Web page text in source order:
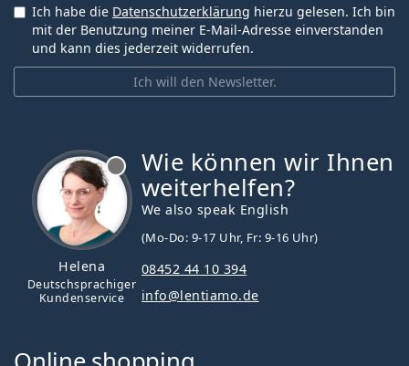
Ich will den Newsletter.
Ich habe die Datenschutzerklärung hierzu gelesen. Ich bin
mit der Benutzung meiner E-Mail-Adresse einverstanden
und kann dies jederzeit widerrufen.
Helena
Deutschsprachiger
Kundenservice
Wie können wir Ihnen
weiterhelfen?
We also speak English
(Mo-Do: 9-17 Uhr, Fr: 9-16 Uhr)
08452 44 10 394
info@lentiamo.de